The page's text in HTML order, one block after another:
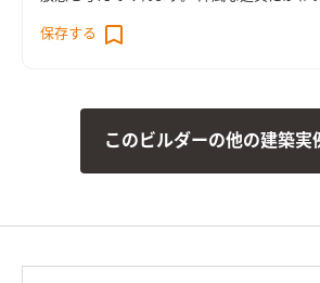
保存する
このビルダーの他の建築実